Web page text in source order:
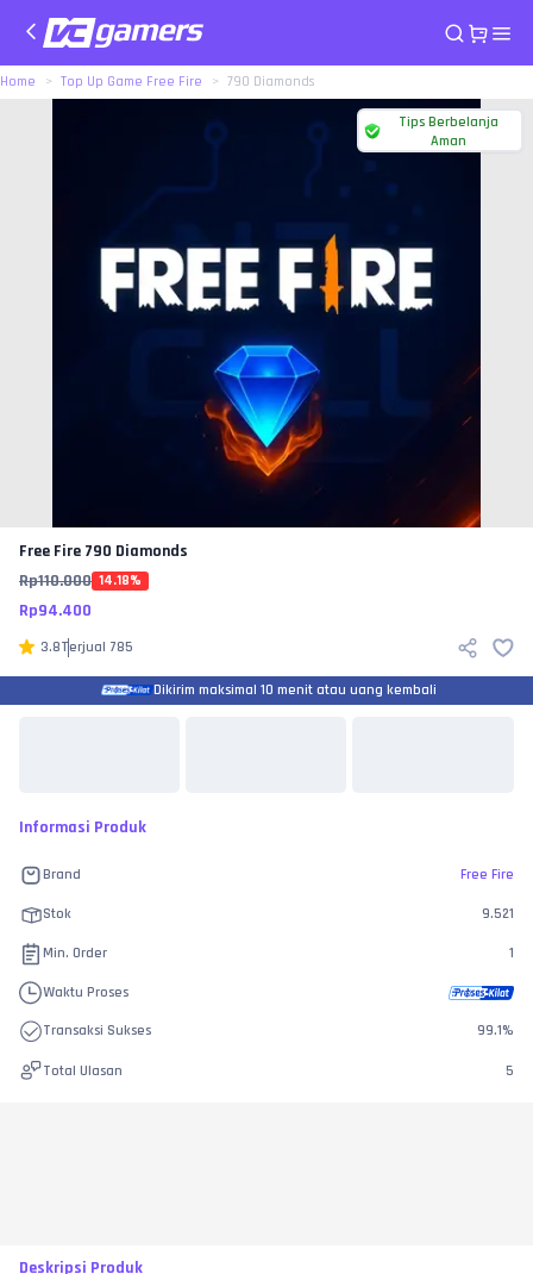
Home Top Up Game Free Fire 790 Diamonds
Tips Berbelanja
Aman
Free Fire 790 Diamonds
Rp110.000 14.18%
Rp94.400
3.8Terjual 785
Dikirim maksimal 10 menit atau uang kembali
Informasi Produk
Brand Free Fire
Stok 9.521
Min. Order 1
Waktu Proses
Transaksi Sukses 99.1%
Total Ulasan 5
Deskripsi Produk